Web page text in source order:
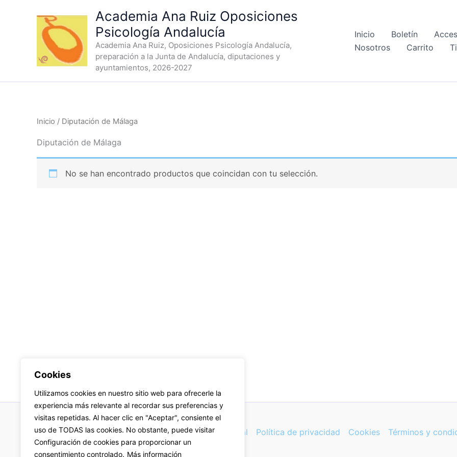
Cookies
Utilizamos cookies en nuestro sitio web para ofrecerle la
experiencia más relevante al recordar sus preferencias y
visitas repetidas. Al hacer clic en "Aceptar", consiente el
uso de TODAS las cookies. No obstante, puede visitar
Configuración de cookies para proporcionar un
consentimiento controlado. Más información
Academia Ana Ruiz Oposiciones
Psicología Andalucía
Academia Ana Ruiz, Oposiciones Psicología Andalucía,
preparación a la Junta de Andalucía, diputaciones y
ayuntamientos, 2026-2027
Inicio Boletín
Nosotros
Carrito
Inicio / Diputación de Málaga
Diputación de Málaga
No se han encontrado productos que coincidan con tu selección.
Aviso legal Política de privacidad Cookies Términos y